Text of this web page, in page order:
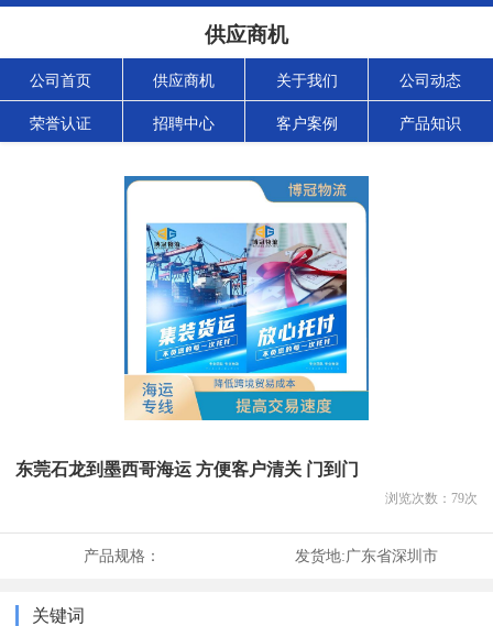
供应商机
公司首页 供应商机 关于我们 公司动态
荣誉认证 招聘中心 客户案例 产品知识
东莞石龙到墨西哥海运 方便客户清关 门到门
浏览次数： 79次
产品规格： 发货地:广东省深圳市
关键词